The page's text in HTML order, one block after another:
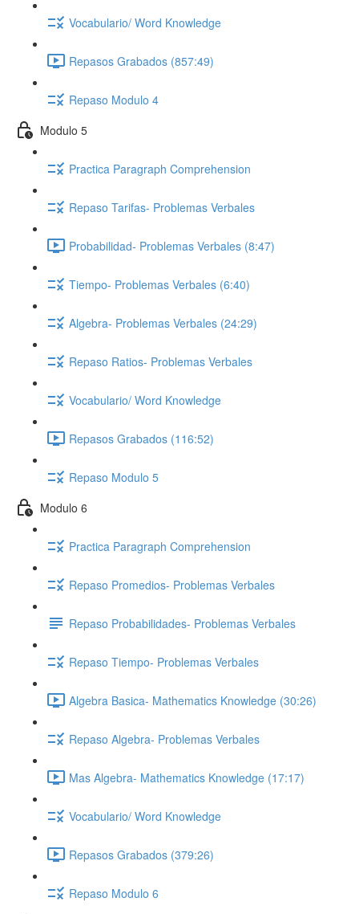
Vocabulario/ Word Knowledge
Repasos Grabados (857:49)
Repaso Modulo 4
Modulo 5
Practica Paragraph Comprehension
Repaso Tarifas- Problemas Verbales
Probabilidad- Problemas Verbales (8:47)
Tiempo- Problemas Verbales (6:40)
Algebra- Problemas Verbales (24:29)
Repaso Ratios- Problemas Verbales
Vocabulario/ Word Knowledge
Repasos Grabados (116:52)
Repaso Modulo 5
Modulo 6
Practica Paragraph Comprehension
Repaso Promedios- Problemas Verbales
Repaso Probabilidades- Problemas Verbales
Repaso Tiempo- Problemas Verbales
Algebra Basica- Mathematics Knowledge (30:26)
Repaso Algebra- Problemas Verbales
Mas Algebra- Mathematics Knowledge (17:17)
Vocabulario/ Word Knowledge
Repasos Grabados (379:26)
Repaso Modulo 6